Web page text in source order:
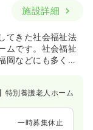
施設詳細
てきた社会福祉法
ムです。社会福祉
岡などにも多くの
しています。
特別養護老人ホーム
一時募集休止